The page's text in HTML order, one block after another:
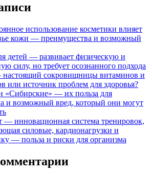
использование косметики влияет
кожи — преимущества и возможный
детей — развивает физическую и
силу, но требует осознанного подхода
сокровищницы витаминов и
или источник проблем для здоровья?
«Сибирские» — их польза для
и возможный вред, который они могут
— инновационная система тренировок,
силовые, кардионагрузки и
— польза и риски для организма